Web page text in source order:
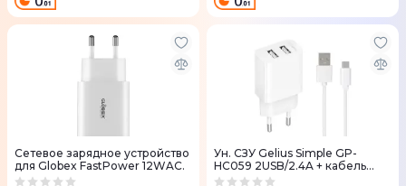
Сетевое зарядное устройство
для Globex FastPower 12WAC.
Ун. СЗУ Gelius Simple GP-
HC059 2USB/2.4A + кабель
Type-C White